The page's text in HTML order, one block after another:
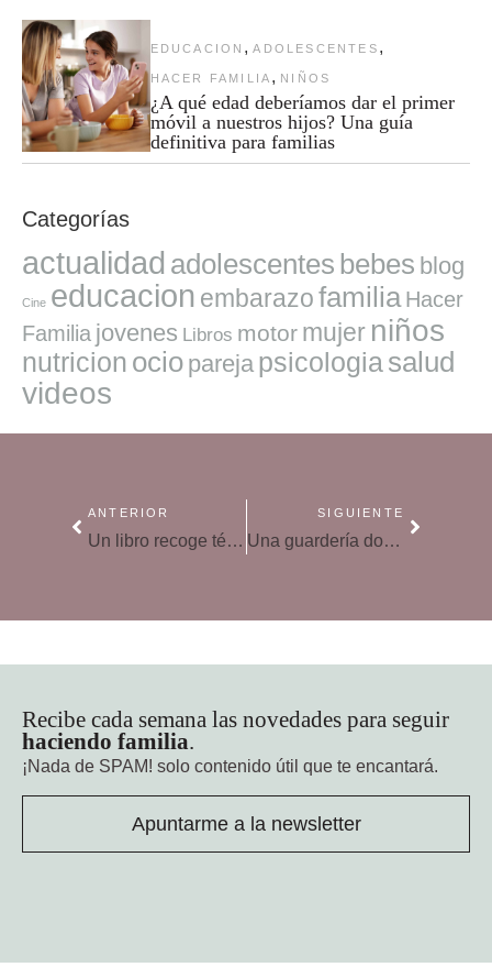
EDUCACION , ADOLESCENTES ,
HACER FAMILIA , NIÑOS
¿A qué edad deberíamos dar el primer
móvil a nuestros hijos? Una guía
definitiva para familias
Categorías
actualidad adolescentes bebes blog
Cine educacion embarazofamilia Hacer
Familia jovenes Libros motor mujer niños
nutricion ocio pareja psicologiasalud
videos
ANTERIOR
Un libro recoge técnicas y estrategias para evitar el fracaso escolar en niños hiperactivos
SIGUIENTE
Una guardería donde los recoges «listos para dormir»
Recibe cada semana las novedades para seguir
haciendo familia.
¡Nada de SPAM! solo contenido útil que te encantará.
Apuntarme a la newsletter